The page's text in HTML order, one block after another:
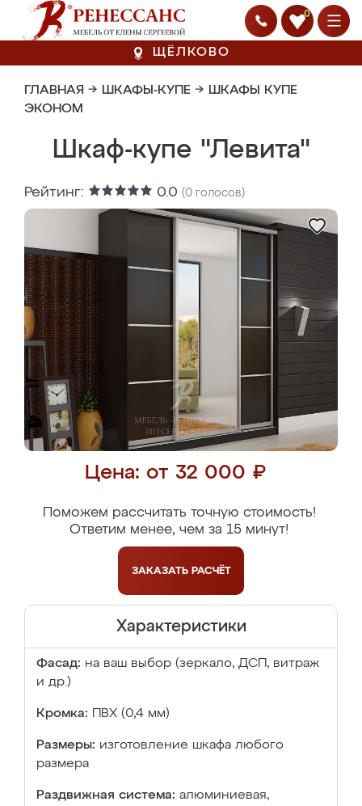
0
ЩЁЛКОВО
ГЛАВНАЯ → ШКАФЫ-КУПЕ → ШКАФЫ КУПЕ
ЭКОНОМ
Шкаф-купе "Левита"
Рейтинг: 0.0 (0 голосов)
Цена: от 32 000 ₽
Поможем рассчитать точную стоимость!
Ответим менее, чем за 15 минут!
ЗАКАЗАТЬ РАСЧЁТ
Характеристики
Фасад: на ваш выбор (зеркало, ДСП, витраж
и др.)
Кромка: ПВХ (0,4 мм)
Размеры: изготовление шкафа любого
размера
Раздвижная система: алюминиевая,